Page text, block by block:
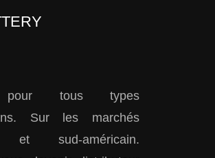
pour tous types
Sur les marchés
et sud-américain.